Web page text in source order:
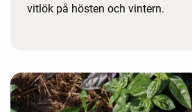
vitlök på hösten och vintern.